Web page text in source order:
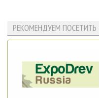
РЕКОМЕНДУЕМ ПОСЕТИТЬ